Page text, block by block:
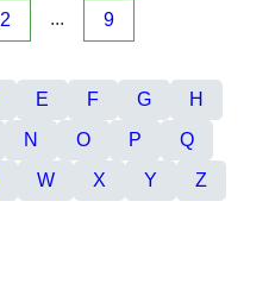
2 ... 9
E F G
H
N O P
Q
W X Y Z